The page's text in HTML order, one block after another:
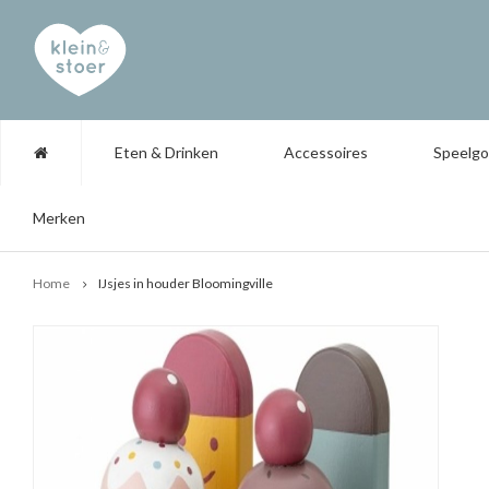
Eten & Drinken Accessoires
Merken
Home IJsjes in houder Bloomingville